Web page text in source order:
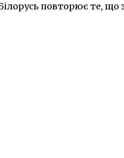
повторює те, що